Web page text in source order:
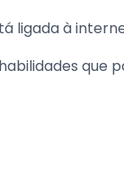
ligada à
que